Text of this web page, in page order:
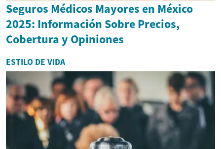
Seguros Médicos Mayores en México
2025: Información Sobre Precios,
Cobertura y Opiniones
ESTILO DE VIDA